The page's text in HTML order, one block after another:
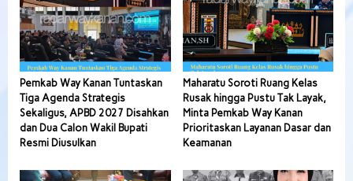
Pemkab Way Kanan Tuntaskan
Tiga Agenda Strategis
Sekaligus, APBD 2027 Disahkan
dan Dua Calon Wakil Bupati
Resmi Diusulkan
Maharatu Soroti Ruang Kelas
Rusak hingga Pustu Tak Layak,
Minta Pemkab Way Kanan
Prioritaskan Layanan Dasar dan
Keamanan